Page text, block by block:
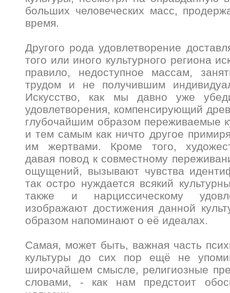
больших человеческих масс,
время.
Другого рода удовлетворение
того или иного культурного региона
правило, недоступное массам,
трудом и не получившим
Искусство, как мы давно уже
удовлетворения, компенсирующий
глубочайшим образом переживаемые
и тем самым как ничто другое
им жертвами. Кроме того,
давая повод к совместному
ощущений, вызывают чувства
так остро нуждается всякий
также и нарциссическому
изображают достижения данной
образом напоминают о её идеалах.
Самая, может быть, важная часть
культуры до сих пор ещё не
широчайшем смысле, религиозные
словами, - как нам предстоит